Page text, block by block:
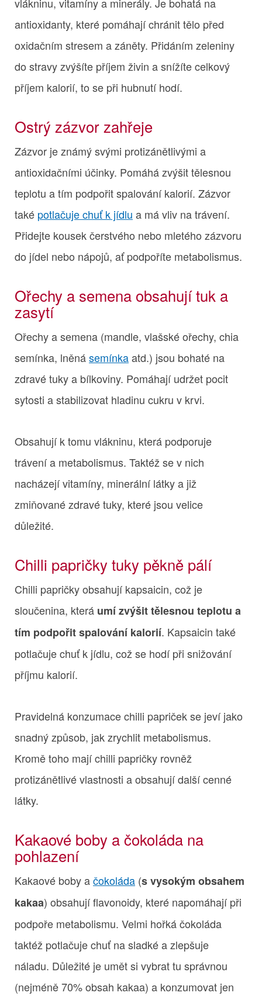
antioxidanty, které pomáhají chránit tělo před
oxidačním stresem a záněty. Přidáním zeleniny
do stravy zvýšíte příjem živin a snížíte celkový
příjem kalorií, to se při hubnutí hodí.
Ostrý zázvor zahřeje
Zázvor je známý svými protizánětlivými a
antioxidačními účinky. Pomáhá zvýšit tělesnou
teplotu a tím podpořit spalování kalorií. Zázvor
také potlačuje chuť k jídlu a má vliv na trávení.
Přidejte kousek čerstvého nebo mletého zázvoru
do jídel nebo nápojů, ať podpoříte metabolismus.
Ořechy a semena obsahují tuk a
zasytí
Ořechy a semena (mandle, vlašské ořechy, chia
semínka, lněnásemínkaatd.) jsou bohaté na
zdravé tuky a bílkoviny. Pomáhají udržet pocit
sytosti a stabilizovat hladinu cukru v krvi.
Obsahují k tomu vlákninu, která podporuje
trávení a metabolismus. Taktéž se v nich
nacházejí vitamíny, minerální látky a již
zmiňované zdravé tuky, které jsou velice
důležité.
Chilli papričky tuky pěkně pálí
Chilli papričky obsahují kapsaicin, což je
sloučenina, která umí zvýšit tělesnou teplotu a
tím podpořit spalování kalorií. Kapsaicin také
potlačuje chuť k jídlu, což se hodí při snižování
příjmu kalorií.
Pravidelná konzumace chilli papriček se jeví jako
snadný způsob, jak zrychlit metabolismus.
Kromě toho mají chilli papričky rovněž
protizánětlivé vlastnosti a obsahují další cenné
látky.
Kakaové boby a čokoláda na
pohlazení
Kakaové boby ačokoláda (s vysokým obsahem
kakaa) obsahují flavonoidy, které napomáhají při
podpoře metabolismu. Velmi hořká čokoláda
taktéž potlačuje chuť na sladké a zlepšuje
náladu. Důležité je umět si vybrat tu správnou
(nejméně 70% obsah kakaa) a konzumovat jen